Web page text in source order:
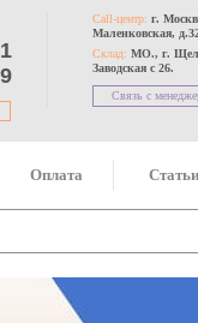
Call-центр: г.
Маленковская,
Склад: МО., г.
Заводская с 26.
Связь с
Оплата Статьи